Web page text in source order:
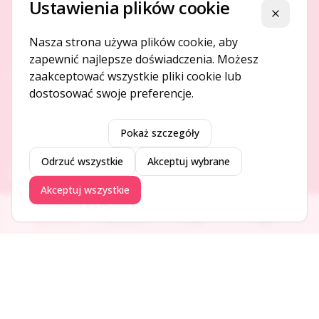
Platforma ogłoszeń i firm, która łączy ludzi i rozwija biznes
O NAS
DODAJ I PROMUJ
Dodaj ogłoszenie
Dodaj firmę
Ogłoszenia Aktualności Firmy Blog
Ustawienia plików cookie Zamknij
Nasza strona używa plików cookie, aby
zapewnić najlepsze doświadczenia. Możesz
zaakceptować wszystkie pliki cookie lub
dostosować swoje preferencje.
Pokaż szczegóły
Odrzuć wszystkie Akceptuj wybrane
Akceptuj wszystkie